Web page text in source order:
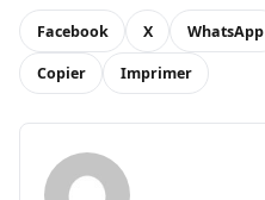
Facebook X WhatsApp
Copier Imprimer